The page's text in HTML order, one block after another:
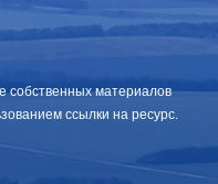
собственных материалов
ссылки на ресурс.